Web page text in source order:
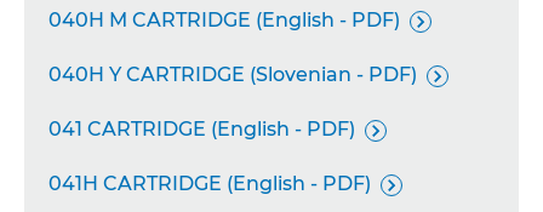
040H M CARTRIDGE (English - PDF) 
040H Y CARTRIDGE (Slovenian - PDF) 
041 CARTRIDGE (English - PDF) 
041H CARTRIDGE (English - PDF) 